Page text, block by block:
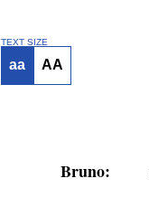
TEXT SIZE
aa AA
Bruno: